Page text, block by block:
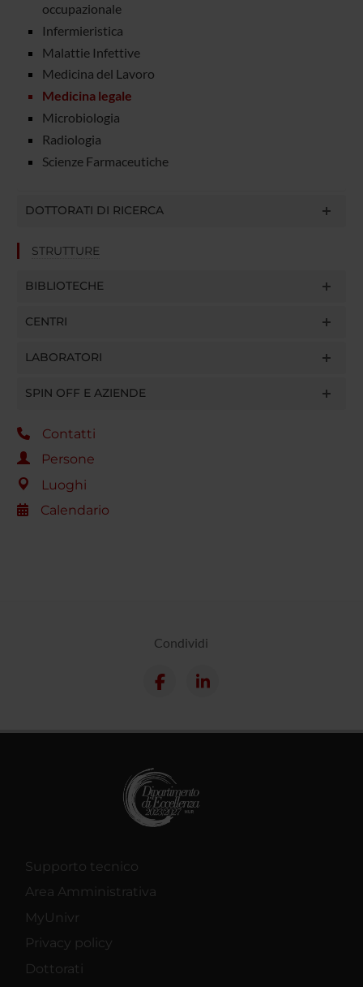
occupazionale
Infermieristica
Malattie Infettive
Medicina del Lavoro
Medicina legale
Microbiologia
Radiologia
Scienze Farmaceutiche
DOTTORATI DI RICERCA
STRUTTURE
BIBLIOTECHE
CENTRI
LABORATORI
SPIN OFF E AZIENDE
Contatti
Persone
Luoghi
Calendario
Condividi
Supporto tecnico
Area Amministrativa
MyUnivr
Privacy policy
Dottorati